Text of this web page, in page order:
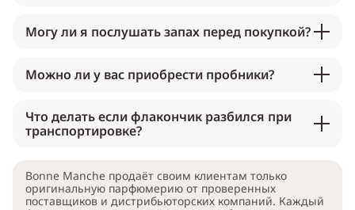
Могу ли я послушать запах перед покупкой?
Можно ли у вас приобрести пробники?
Что делать если флакончик разбился при
транспортировке?
Bonne Manche продаёт своим клиентам только
оригинальную парфюмерию от проверенных
поставщиков и дистрибьюторских компаний. Каждый